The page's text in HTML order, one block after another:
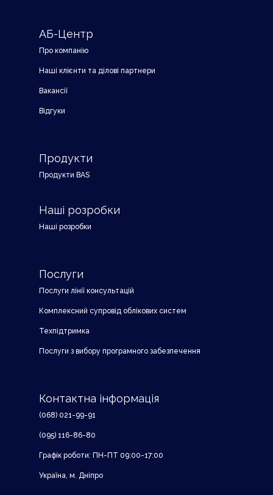
АБ-Центр
Про компанію
Наші клієнти та ділові партнери
Вакансії
Відгуки
Продукти
Продукти BAS
Наші розробки
Наші розробки
Послуги
Послуги лінії консультацій
Комплексний супровід облікових систем
Техпідтримка
Послуги з вибору програмного забезпечення
Контактна інформація
(068) 021-99-91
(095) 116-86-80
Графік роботи: ПН-ПТ 09:00-17:00
Україна, м. Дніпро